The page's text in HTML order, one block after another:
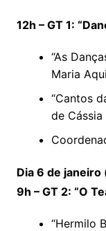
12h – GT 1:
“As
Maria
“Cantos
de
Dia 6 de
9h – GT 2: “O
“Hermilo